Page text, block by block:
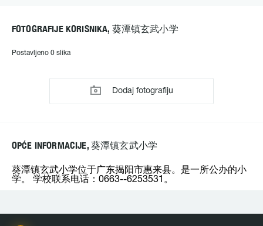
FOTOGRAFIJE KORISNIKA, 葵潭镇玄武小学
Postavljeno 0 slika
Dodaj fotografiju
OPĆE INFORMACIJE, 葵潭镇玄武小学
葵潭镇玄武小学位于广东揭阳市惠来县。是一所公办的小
学。 学校联系电话：0663--6253531。